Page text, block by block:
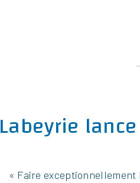
Labeyrie
« Faire